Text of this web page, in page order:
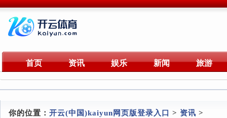
首页 资讯 娱乐 新闻 旅游
你的位置： 开云(中国)kaiyun网页版登录入口 > 资讯 >